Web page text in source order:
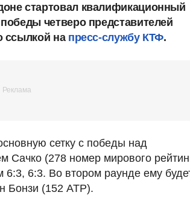
стартовал квалификационный
четверо представителей
ссылкой на пресс-службу КТФ.
сетку с победы над
Сачко (278 номер мирового
6:3. Во втором раунде ему
Бонзи (152 АТР).